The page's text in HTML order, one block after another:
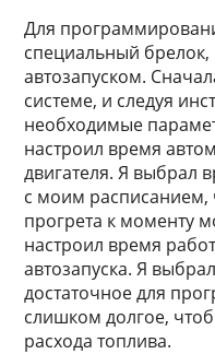
Для
специальный
автозапуском.
системе, и следуя
необходимые
настроил время
двигателя. Я выбрал
с моим
прогрета к моменту
настроил время
автозапуска. Я
достаточное для
слишком долгое,
расхода топлива.